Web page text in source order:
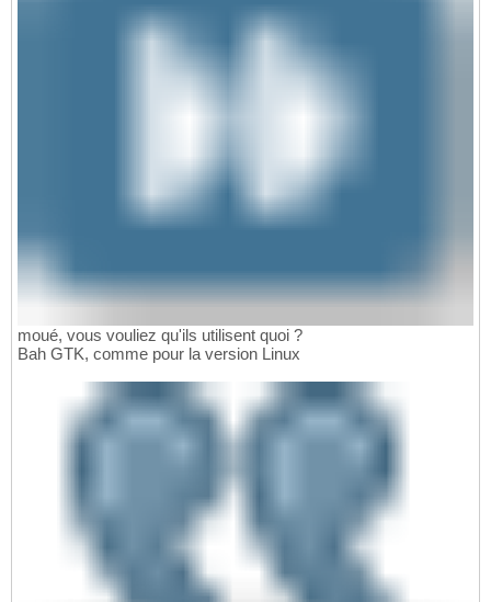
moué, vous vouliez qu'ils utilisent quoi ?
Bah GTK, comme pour la version Linux